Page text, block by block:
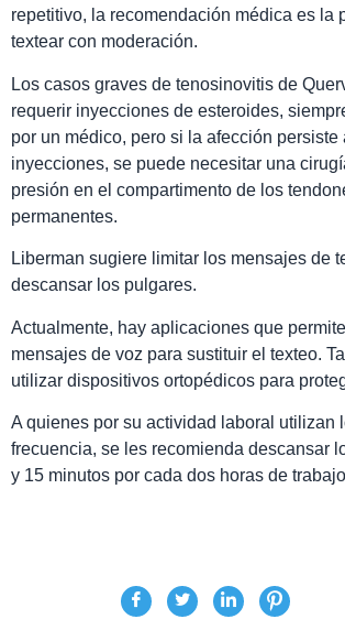
repetitivo, la recomendación médica es la
textear con moderación.
Los casos graves de tenosinovitis de
requerir inyecciones de esteroides,
por un médico, pero si la afección persiste
inyecciones, se puede necesitar una
presión en el compartimento de los
permanentes.
Liberman sugiere limitar los mensajes de
descansar los pulgares.
Actualmente, hay aplicaciones que
mensajes de voz para sustituir el texteo.
utilizar dispositivos ortopédicos para
A quienes por su actividad laboral utilizan
frecuencia, se les recomienda descansar
y 15 minutos por cada dos horas de